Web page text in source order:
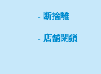
断捨離
店舗閉鎖